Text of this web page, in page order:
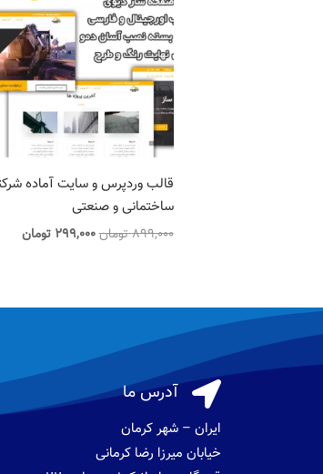
قالب وردپرس و سایت آماده
ساختمانی و صنعتی
899,000تومانقیمت
299,000 تومانقیمت
 آدرس ما
ایران – شهر کرمان
خیابان میرزا رضا کرمانی